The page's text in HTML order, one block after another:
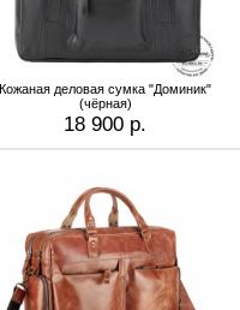
Кожаная деловая сумка "Доминик"
(чёрная)
18 900 р.